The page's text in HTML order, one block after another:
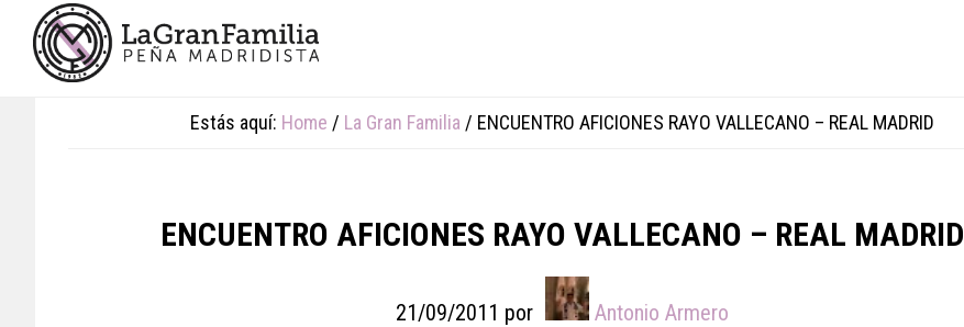
primary
footer
Estás aquí: Home / La Gran Familia / ENCUENTRO AFICIONES RAYO VALLECANO – REAL MADRID
ENCUENTRO AFICIONES RAYO VALLECANO – REAL MADRID
21/09/2011 por Antonio Armero